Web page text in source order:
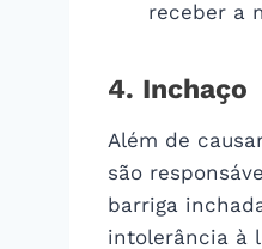
receber a
4. Inchaço
Além de
são
barriga
intolerância à